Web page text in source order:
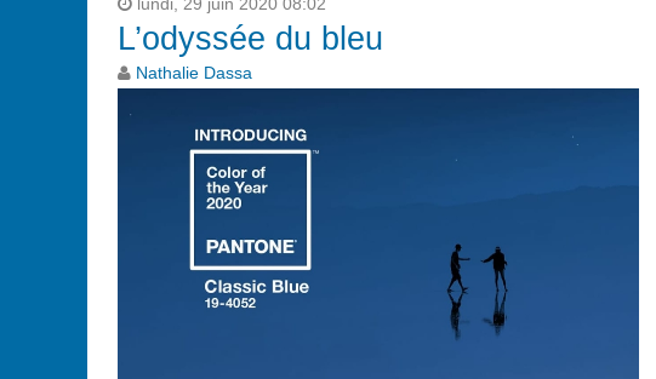
lundi, 29 juin 2020 08:02
L’odyssée du bleu
Nathalie Dassa